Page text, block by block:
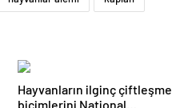
Hayvanların ilginç çiftleşme
biçimlerini National